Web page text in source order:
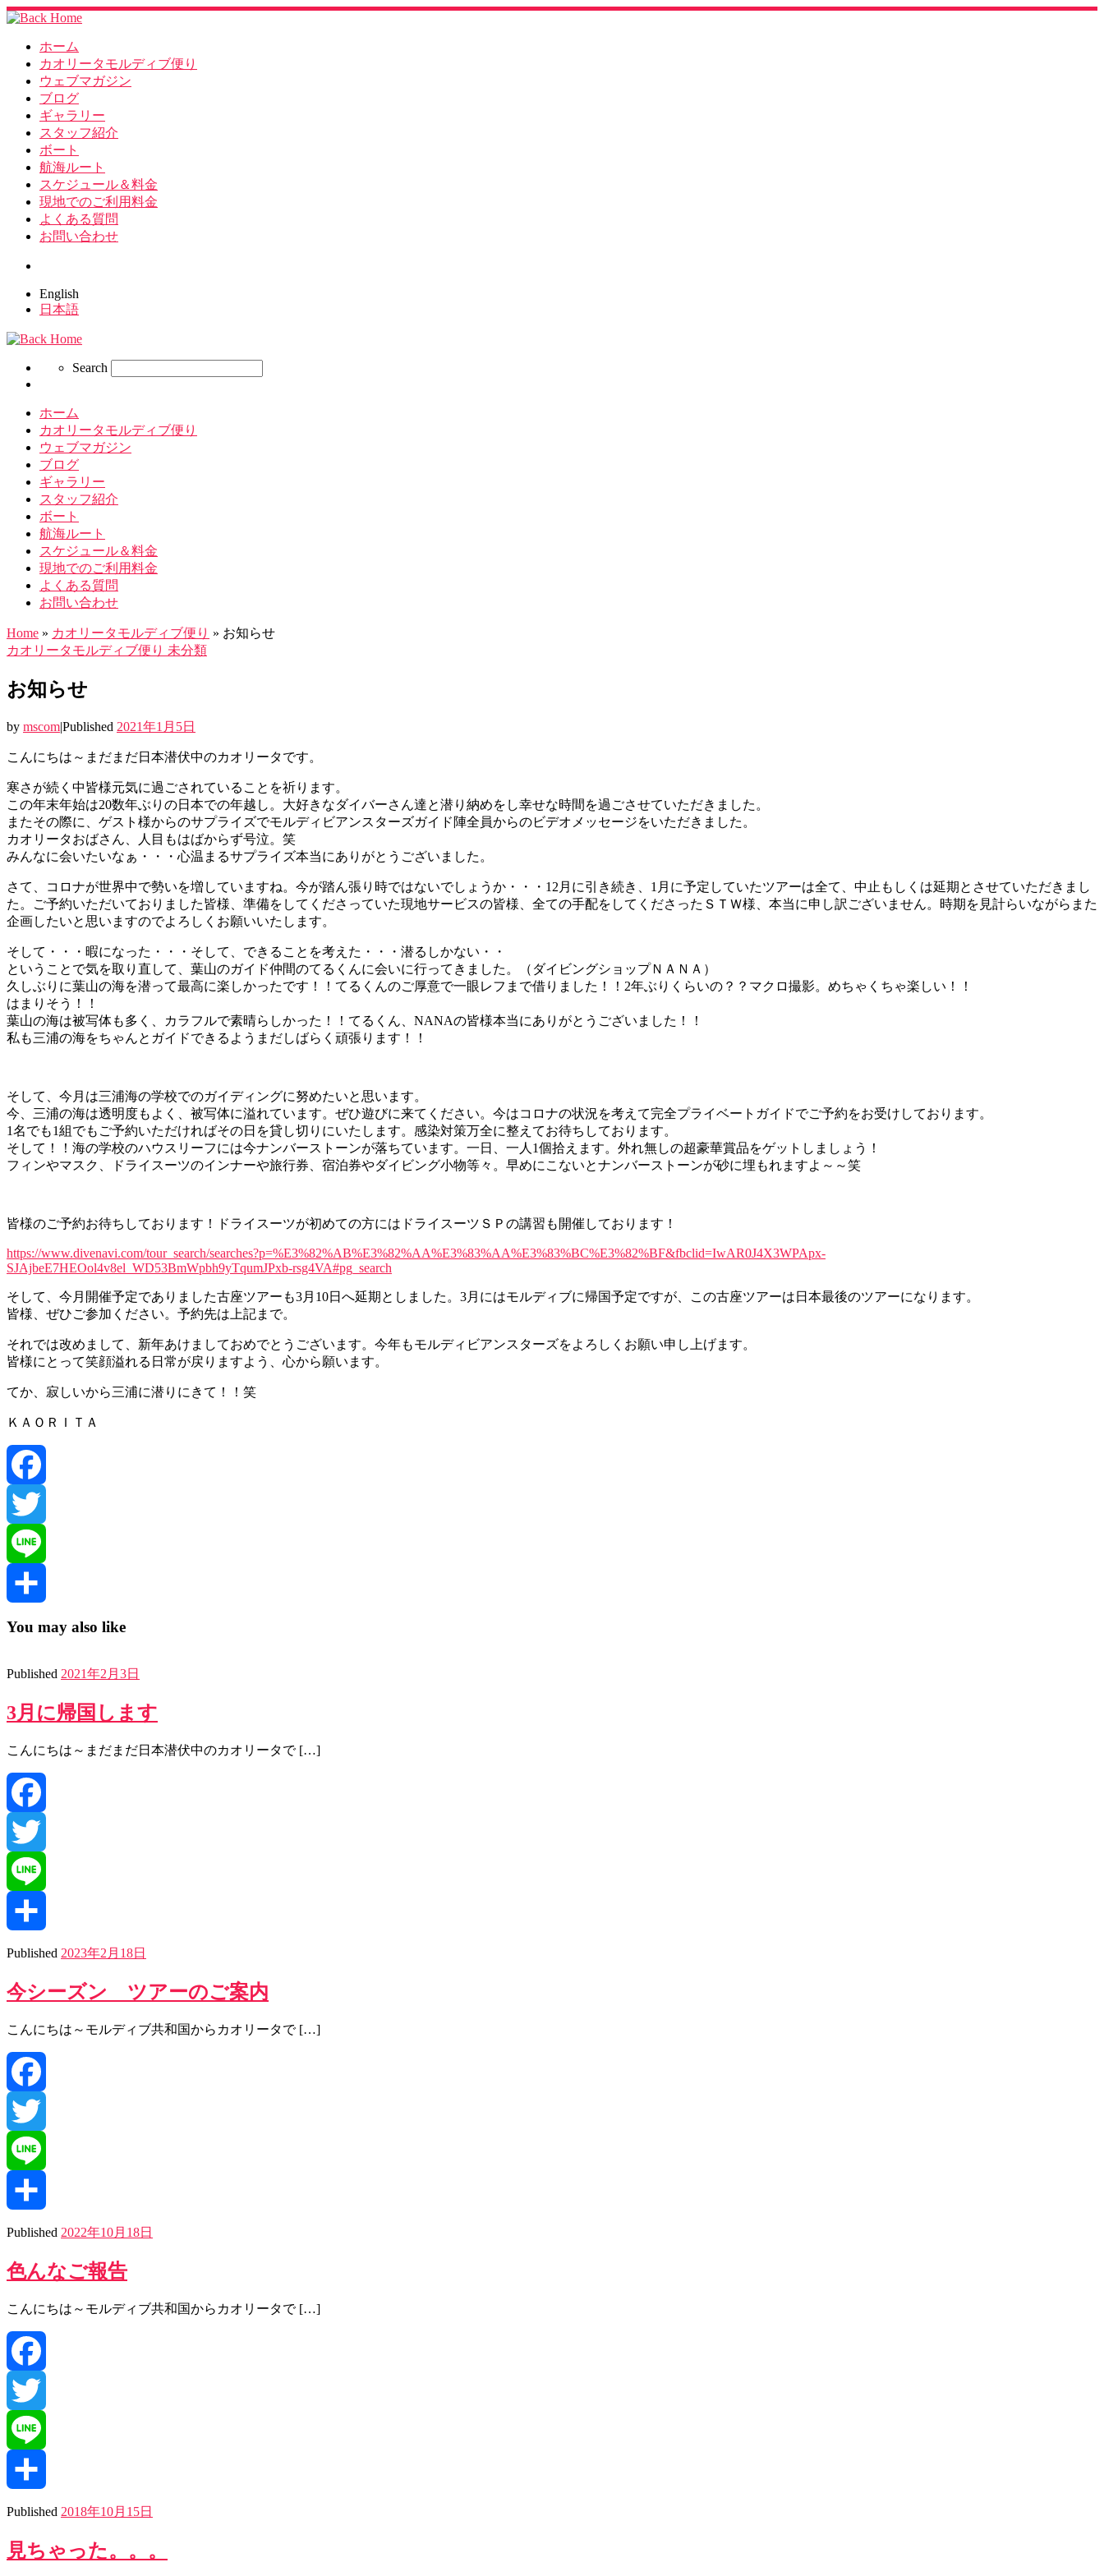
ホーム
カオリータモルディブ便り
ウェブマガジン
ブログ
ギャラリー
スタッフ紹介
ボート
航海ルート
スケジュール＆料金
現地でのご利用料金
よくある質問
お問い合わせ
English
日本語
SearchSearch
ホーム
カオリータモルディブ便り
ウェブマガジン
ブログ
ギャラリー
スタッフ紹介
ボート
航海ルート
スケジュール＆料金
現地でのご利用料金
よくある質問
お問い合わせ
Home » カオリータモルディブ便り » お知らせ
カオリータモルディブ便り 未分類
お知らせ
by mscom|Published 2021年1月5日
こんにちは～まだまだ日本潜伏中のカオリータです。
寒さが続く中皆様元気に過ごされていることを祈ります。
この年末年始は20数年ぶりの日本での年越し。大好きなダイバーさん達と潜り納めをし幸せな時間を過ごさせていただきました。
またその際に、ゲスト様からのサプライズでモルディビアンスターズガイド陣全員からのビデオメッセージをいただきました。
カオリータおばさん、人目もはばからず号泣。笑
みんなに会いたいなぁ・・・心温まるサプライズ本当にありがとうございました。
さて、コロナが世界中で勢いを増していますね。今が踏ん張り時ではないでしょうか・・・12月に引き続き、1月に予定していたツアーは全て、中止もしくは延期とさせていただきまし
た。ご予約いただいておりました皆様、準備をしてくださっていた現地サービスの皆様、全ての手配をしてくださったＳＴＷ様、本当に申し訳ございません。時期を見計らいながらまた
企画したいと思いますのでよろしくお願いいたします。
そして・・・暇になった・・・そして、できることを考えた・・・潜るしかない・・
ということで気を取り直して、葉山のガイド仲間のてるくんに会いに行ってきました。（ダイビングショップＮＡＮＡ）
久しぶりに葉山の海を潜って最高に楽しかったです！！てるくんのご厚意で一眼レフまで借りました！！2年ぶりくらいの？？マクロ撮影。めちゃくちゃ楽しい！！
はまりそう！！
葉山の海は被写体も多く、カラフルで素晴らしかった！！てるくん、NANAの皆様本当にありがとうございました！！
私も三浦の海をちゃんとガイドできるようまだしばらく頑張ります！！
そして、今月は三浦海の学校でのガイディングに努めたいと思います。
今、三浦の海は透明度もよく、被写体に溢れています。ぜひ遊びに来てください。今はコロナの状況を考えて完全プライベートガイドでご予約をお受けしております。
1名でも1組でもご予約いただければその日を貸し切りにいたします。感染対策万全に整えてお待ちしております。
そして！！海の学校のハウスリーフには今ナンバーストーンが落ちています。一日、一人1個拾えます。外れ無しの超豪華賞品をゲットしましょう！
フィンやマスク、ドライスーツのインナーや旅行券、宿泊券やダイビング小物等々。早めにこないとナンバーストーンが砂に埋もれますよ～～笑
皆様のご予約お待ちしております！ドライスーツが初めての方にはドライスーツＳＰの講習も開催しております！
https://www.divenavi.com/tour_search/searches?p=%E3%82%AB%E3%82%AA%E3%83%AA%E3%83%BC%E3%82%BF&fbclid=IwAR0J4X3WPApx-
SJAjbeE7HEOol4v8el_WD53BmWpbh9yTqumJPxb-rsg4VA#pg_search
そして、今月開催予定でありました古座ツアーも3月10日へ延期としました。3月にはモルディブに帰国予定ですが、この古座ツアーは日本最後のツアーになります。
皆様、ぜひご参加ください。予約先は上記まで。
それでは改めまして、新年あけましておめでとうございます。今年もモルディビアンスターズをよろしくお願い申し上げます。
皆様にとって笑顔溢れる日常が戻りますよう、心から願います。
てか、寂しいから三浦に潜りにきて！！笑
ＫＡＯＲＩＴＡ
Facebook
Twitter
Line
共
You may also like
Published 2021年2月3日
3月に帰国します
こんにちは～まだまだ日本潜伏中のカオリータで […]
Facebook
Twitter
Line
共
有
Published 2023年2月18日
今シーズン ツアーのご案内
こんにちは～モルディブ共和国からカオリータで […]
Facebook
Twitter
Line
共
有
Published 2022年10月18日
色んなご報告
こんにちは～モルディブ共和国からカオリータで […]
Facebook
Twitter
Line
共
有
Published 2018年10月15日
見ちゃった。。。